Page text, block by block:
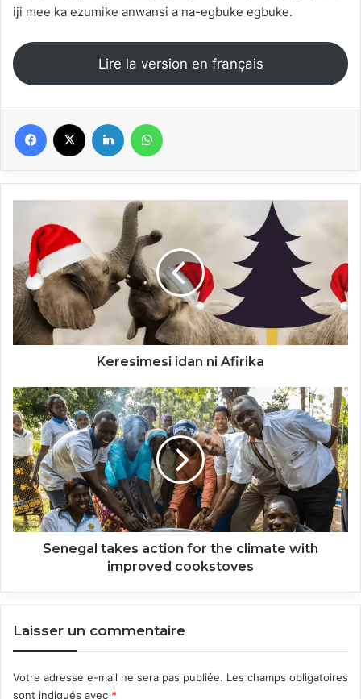
iji mee ka ezumike anwansi a na-egbuke egbuke.
Lire la version en français
Facebook Linkedin
Afirika
Keresimesi idan ni Afirika
Senegal
takes
action
the
climate
with
improved
cookstoves
Senegal takes action for the climate with
improved cookstoves
Laisser un commentaire
Votre adresse e-mail ne sera pas publiée. Les champs obligatoires
sont indiqués avec *